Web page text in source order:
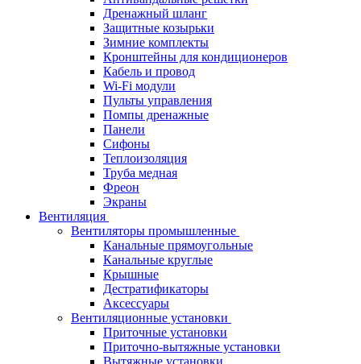
Дренажный шланг
Защитные козырьки
Зимние комплекты
Кронштейны для кондиционеров
Кабель и провод
Wi-Fi модули
Пульты управления
Помпы дренажные
Панели
Сифоны
Теплоизоляция
Труба медная
Фреон
Экраны
Вентиляция
Вентиляторы промышленные
Канальные прямоугольные
Канальные круглые
Крышные
Дестратификаторы
Аксессуары
Вентиляционные установки
Приточные установки
Приточно-вытяжные установки
Вытяжные установки